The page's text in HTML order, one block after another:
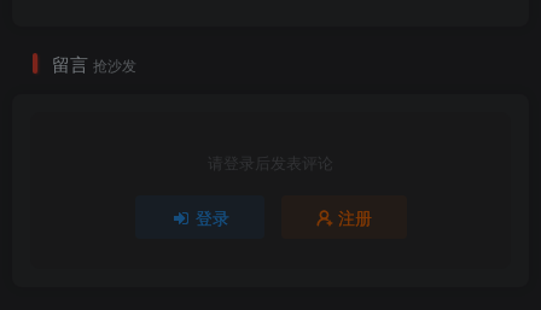
留言 抢沙发
请登录后发表评论
登录 注册